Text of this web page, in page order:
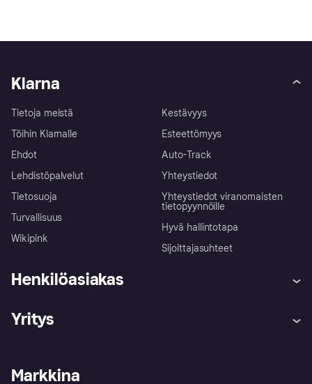
Klarna
Tietoja meistä
Töihin Klarnalle
Ehdot
Lehdistöpalvelut
Tietosuoja
Turvallisuus
Wikipink
Kestävyys
Esteettömyys
Auto-Track
Yhteystiedot
Yhteystiedot viranomaisten
tietopyynnöille
Hyvä hallintotapa
Sijoittajasuhteet
Henkilöasiakas
Ohje
Kirjaudu sisään
Tutustu kauppoihin
Yritys
Kirjaudu sisään yrityksenä
Markkina